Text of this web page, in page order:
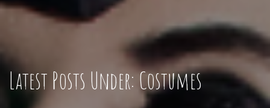
Latest Posts Under: Costumes